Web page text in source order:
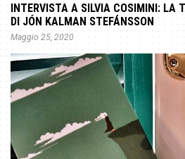
INTERVISTA A SILVIA COSIMINI: LA
DI JÓN KALMAN STEFÁNSSON
Maggio 25, 2020